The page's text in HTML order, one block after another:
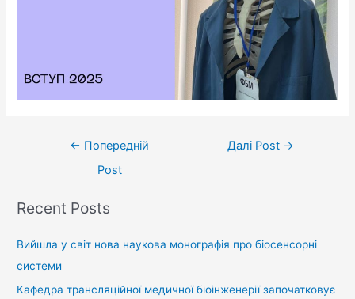
← Попередній
Post
Далі Post →
Recent Posts
Вийшла у світ нова наукова монографія про біосенсорні
системи
Кафедра трансляційної медичної біоінженерії започатковує